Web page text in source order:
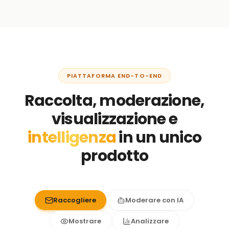
PIATTAFORMA END-TO-END
Raccolta, moderazione,
visualizzazione e
intelligenzain un unico
prodotto
Raccogliere Moderare con IA
Mostrare Analizzare